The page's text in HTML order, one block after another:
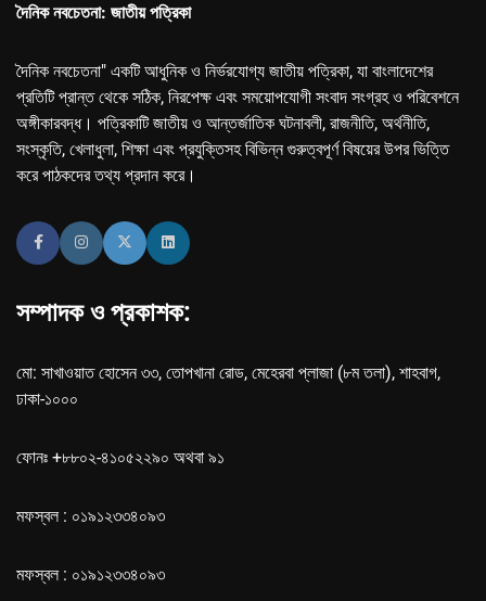
দৈনিক নবচেতনা: জাতীয় পত্রিকা
দৈনিক নবচেতনা" একটি আধুনিক ও নির্ভরযোগ্য জাতীয় পত্রিকা, যা বাংলাদেশের
প্রতিটি প্রান্ত থেকে সঠিক, নিরপেক্ষ এবং সময়োপযোগী সংবাদ সংগ্রহ ও পরিবেশনে
অঙ্গীকারবদ্ধ। পত্রিকাটি জাতীয় ও আন্তর্জাতিক ঘটনাবলী, রাজনীতি, অর্থনীতি,
সংস্কৃতি, খেলাধুলা, শিক্ষা এবং প্রযুক্তিসহ বিভিন্ন গুরুত্বপূর্ণ বিষয়ের উপর ভিত্তি
করে পাঠকদের তথ্য প্রদান করে।
সম্পাদক ও প্রকাশক:
মো: সাখাওয়াত হোসেন ৩৩, তোপখানা রোড, মেহেরবা প্লাজা (৮ম তলা), শাহবাগ,
ঢাকা-১০০০
ফোনঃ +৮৮০২-৪১০৫২২৯০ অথবা ৯১
মফস্বল : ০১৯১২৩৩৪০৯৩
মফস্বল : ০১৯১২৩৩৪০৯৩